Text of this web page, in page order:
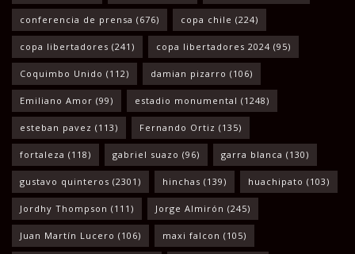
conferencia de prensa (676) copa chile (224)
copa libertadores (241) copa libertadores 2024 (95)
Coquimbo Unido (112) damian pizarro (106)
Emiliano Amor (99) estadio monumental (1248)
esteban pavez (113) Fernando Ortiz (135)
fortaleza (118) gabriel suazo (96) garra blanca (130)
gustavo quinteros (2301) hinchas (139) huachipato (103)
Jordhy Thompson (111) Jorge Almirón (245)
Juan Martín Lucero (106) maxi falcon (105)